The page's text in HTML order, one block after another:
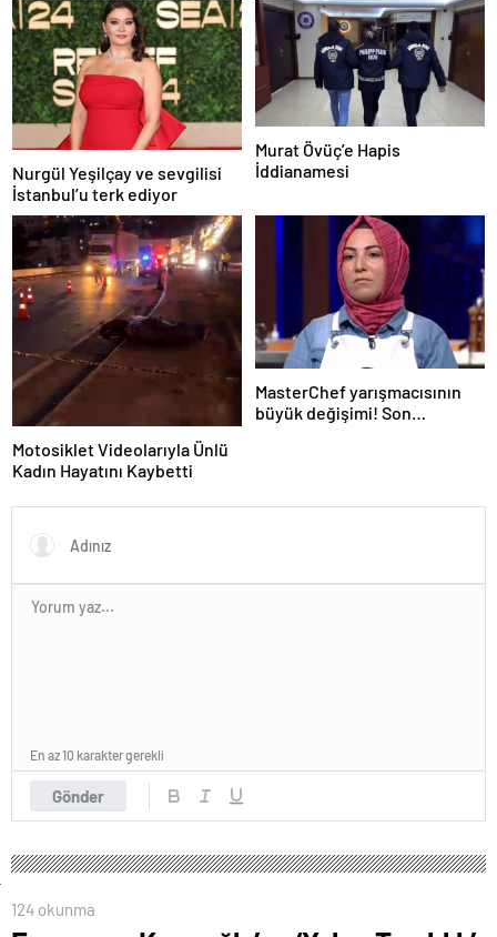
Nurgül Yeşilçay ve sevgilisi
İstanbul’u terk ediyor
Murat Övüç’e Hapis
İddianamesi
Motosiklet Videolarıyla Ünlü
Kadın Hayatını Kaybetti
MasterChef yarışmacısının
büyük değişimi! Son
Gönder
En az 10 karakter gerekli
124 okunma